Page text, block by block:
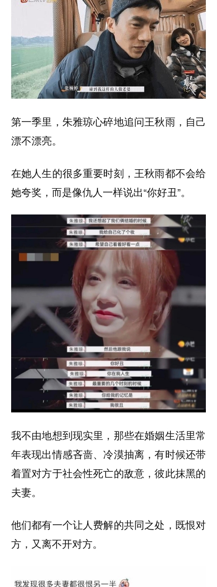
第一季里，朱雅琼心碎地追问王秋雨，自己
漂不漂亮。
在她人生的很多重要时刻，王秋雨都不会给
她夸奖，而是像仇人一样说出“你好丑”。
我不由地想到现实里，那些在婚姻生活里常
年表现出情感吝啬、冷漠抽离，有时候还带
着置对方于社会性死亡的敌意，彼此抹黑的
夫妻。
他们都有一个让人费解的共同之处，既恨对
方，又离不开对方。